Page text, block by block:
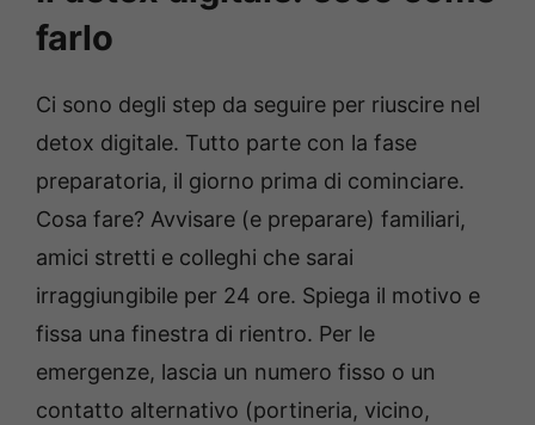
farlo
Ci sono degli step da seguire per riuscire nel
detox digitale. Tutto parte con la fase
preparatoria, il giorno prima di cominciare.
Cosa fare? Avvisare (e preparare) familiari,
amici stretti e colleghi che sarai
irraggiungibile per 24 ore. Spiega il motivo e
fissa una finestra di rientro. Per le
emergenze, lascia un numero fisso o un
contatto alternativo (portineria, vicino,